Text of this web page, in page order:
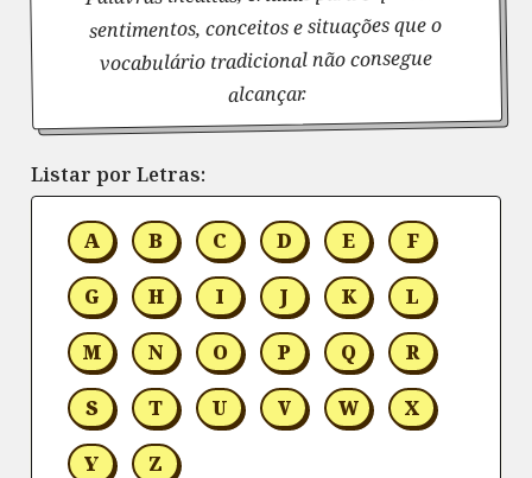
sentimentos, conceitos e situações que o
vocabulário tradicional não consegue
alcançar.
Listar por Letras:
A B C D E F
G H I J K L
M N O P Q R
S T U V W X
Y Z